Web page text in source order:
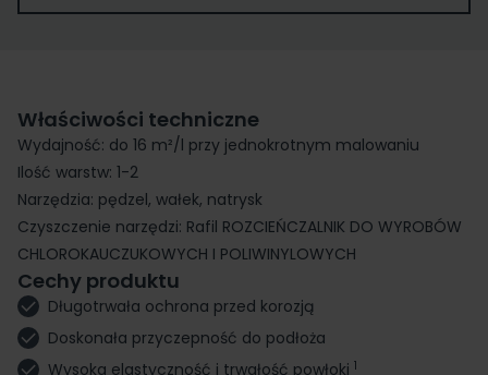
Właściwości techniczne
Wydajność: do 16 m²/l przy jednokrotnym malowaniu
Ilość warstw: 1-2
Narzędzia: pędzel, wałek, natrysk
Czyszczenie narzędzi: Rafil ROZCIEŃCZALNIK DO WYROBÓW
CHLOROKAUCZUKOWYCH I POLIWINYLOWYCH
Cechy produktu
Długotrwała ochrona przed korozją
Doskonała przyczepność do podłoża
Wysoka elastyczność i trwałość powłoki1